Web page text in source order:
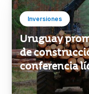
Uruguay
de
conferencia